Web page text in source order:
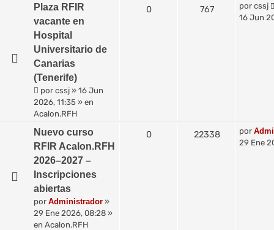
Plaza RFIR
vacante en
Hospital
Universitario de
Canarias
(Tenerife)
por cssj » 16 Jun
2026, 11:35 » en
Acalon.RFH
0 767 por cssj
16 Jun
Nuevo curso
RFIR Acalon.RFH
2026–2027 –
Inscripciones
abiertas
por Administrador »
29 Ene 2026, 08:28 »
en Acalon.RFH
0 22338 por
29 Ene